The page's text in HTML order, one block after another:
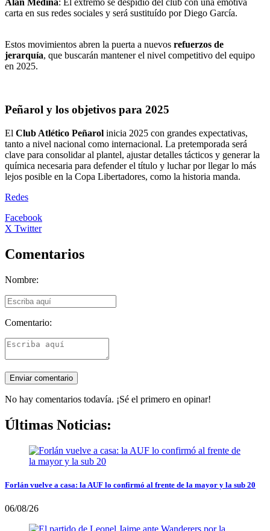
carta en sus redes sociales y será sustituído por Diego García.
Estos movimientos abren la puerta a nuevos refuerzos de
jerarquía, que buscarán mantener el nivel competitivo del equipo
en 2025.
Peñarol y los objetivos para 2025
El Club Atlético Peñarol inicia 2025 con grandes expectativas,
tanto a nivel nacional como internacional. La pretemporada será
clave para consolidar al plantel, ajustar detalles tácticos y generar la
química necesaria para defender el título y luchar por llegar lo más
lejos posible en la Copa Libertadores, como la historia manda.
Redes
Facebook
X Twitter
Comentarios
Nombre:
Comentario:
No hay comentarios todavía. ¡Sé el primero en opinar!
Últimas Noticias:
Forlán vuelve a casa: la AUF lo confirmó al frente de la mayor y la sub 20
06/08/26